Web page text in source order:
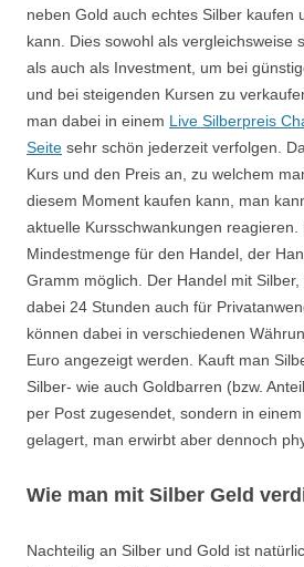
neben Gold auch echtes Silber kaufen
kann. Dies sowohl als vergleichsweise
als auch als Investment, um bei
und bei steigenden Kursen zu
man dabei in einem Live Silberpreis
Seite sehr schön jederzeit verfolgen.
Kurs und den Preis an, zu welchem
diesem Moment kaufen kann, man
aktuelle Kursschwankungen reagieren.
Mindestmenge für den Handel, der
Gramm möglich. Der Handel mit
dabei 24 Stunden auch für
können dabei in verschiedenen
Euro angezeigt werden. Kauft man
Silber- wie auch Goldbarren (bzw.
per Post zugesendet, sondern in
gelagert, man erwirbt aber dennoch
Wie man mit Silber Geld
Nachteilig an Silber und Gold ist